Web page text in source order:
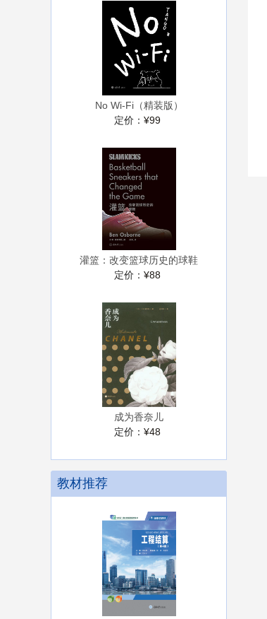
No Wi-Fi（精装版）
定价： ¥99
灌篮：改变篮球历史的球鞋
定价： ¥88
成为香奈儿
定价： ¥48
教材推荐